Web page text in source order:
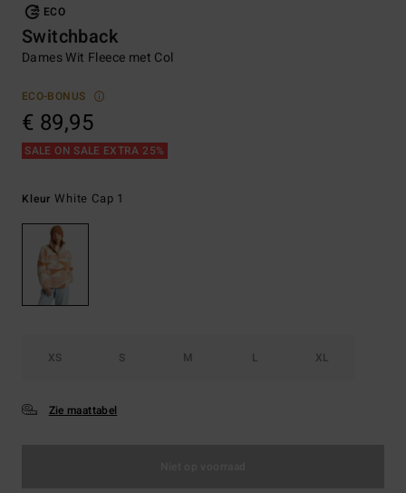
ECO
Switchback
Dames Wit Fleece met Col
ECO-BONUS
€ 89,95
SALE ON SALE EXTRA 25%
KleurWhite Cap 1
XS S M L XL
Zie maattabel